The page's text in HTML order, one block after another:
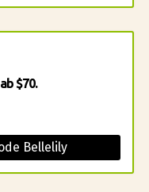
$70.
Bellelily